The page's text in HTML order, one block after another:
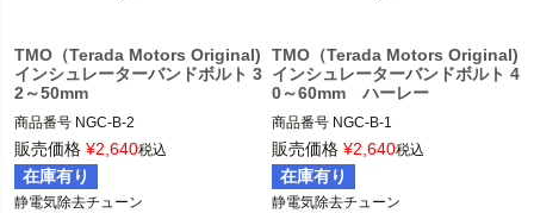
TMO（Terada Motors Original)
インシュレーターバンドボルト 3
2～50mm
商品番号
販売価格 ¥2,640税込
在庫有り
静電気除去チューン
TMO（Terada Motors Original)
インシュレーターバンドボルト 4
0～60mm ハーレー
商品番号
販売価格 ¥2,640税込
在庫有り
静電気除去チューン